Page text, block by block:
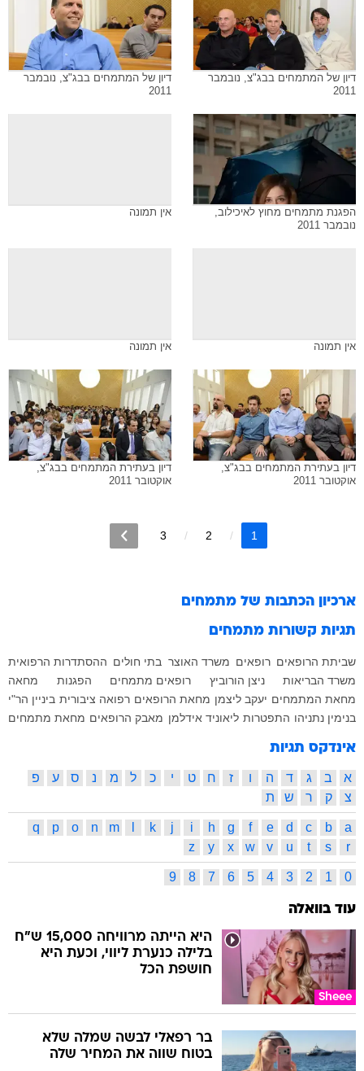
דיון של המתמחים בבג"צ, נובמבר
2011
דיון של המתמחים בבג"צ, נובמבר
2011
הפגנת מתמחים מחוץ לאיכילוב,
נובמבר 2011
אין תמונה
אין תמונה אין תמונה
דיון בעתירת המתמחים בבג"צ,
אוקטובר 2011
דיון בעתירת המתמחים בבג"צ,
אוקטובר 2011
1
2
3
ארכיון הכתבות של מתמחים
תגיות קשורות מתמחים
שביתת הרופאים רופאים משרד האוצר בתי חולים ההסתדרות הרפואית
משרד הבריאות
ניצן הורוביץ רופאים מתמחים הפגנות
מחאה
מחאת המתמחים יעקב ליצמן מחאת הרופאים רפואה ציבורית ביניין הר"י
בנימין נתניהו התפטרות ליאוניד אידלמן מאבק הרופאים מחאת מתמחים
אינדקס תגיות
א ב ג ד ה ו ז ח ט י כ ל מ נ ס ע
פ
צ
ק ר ש ת
a
b
c
d
e
f
g
h
i
j
k
m
n
o
p
q
r
s
t
u
v
w
x
y
z
0
1
2
3
4
5
6
7
8
9
עוד בוואלה
Sheee
היא הייתה מרוויחה 15,000 ש"ח
בלילה כנערת ליווי, וכעת היא
חושפת הכל
בר רפאלי לבשה שמלה שלא
בטוח שווה את המחיר שלה